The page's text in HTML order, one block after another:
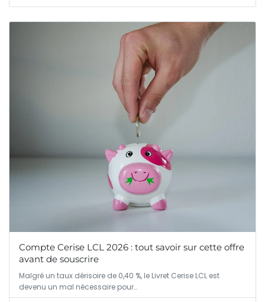
Compte Cerise LCL 2026 : tout savoir sur cette offre
avant de souscrire
Malgré un taux dérisoire de 0,40 %, le Livret Cerise LCL est
devenu un mal nécessaire pour…